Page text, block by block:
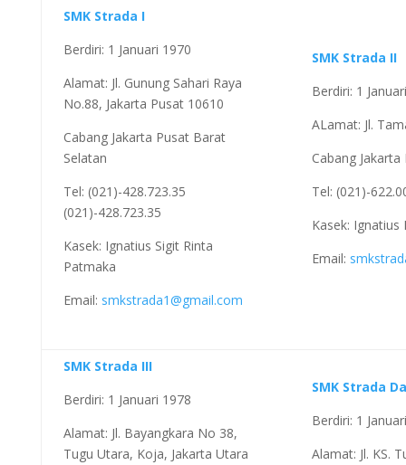
SMK Strada I
Berdiri: 1 Januari 1970
Alamat: Jl. Gunung Sahari Raya
No.88, Jakarta Pusat 10610
Cabang Jakarta Pusat Barat
Selatan
Tel: (021)-428.723.35
(021)-428.723.35
Kasek: Ignatius Sigit Rinta
Patmaka
Email: smkstrada1@gmail.com
SMK Strada II
Berdiri: 1
ALamat: Jl.
Cabang
Tel: (021)-
Kasek:
Email:
SMK Strada III
Berdiri: 1 Januari 1978
Alamat: Jl. Bayangkara No 38,
Tugu Utara, Koja, Jakarta Utara
SMK Strada
Berdiri: 1
Alamat: Jl. KS.